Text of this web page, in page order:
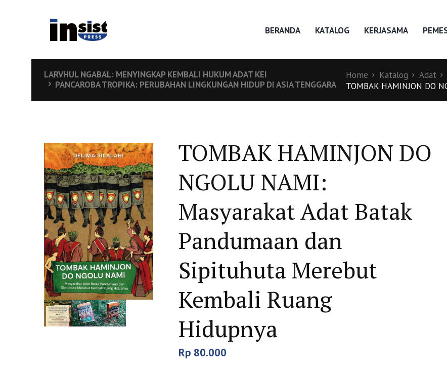
BERANDA KATALOG KERJASAMA
LARVHUL NGABAL: MENYINGKAP KEMBALI HUKUM ADAT KEI
PANCAROBA TROPIKA: PERUBAHAN LINGKUNGAN HIDUP DI ASIA TENGGARA
Home Katalog
Adat
TOMBAK HAMINJON DO
TOMBAK HAMINJON DO
NGOLU NAMI:
Masyarakat Adat Batak
Pandumaan dan
Sipituhuta Merebut
Kembali Ruang
Hidupnya
Rp 80.000